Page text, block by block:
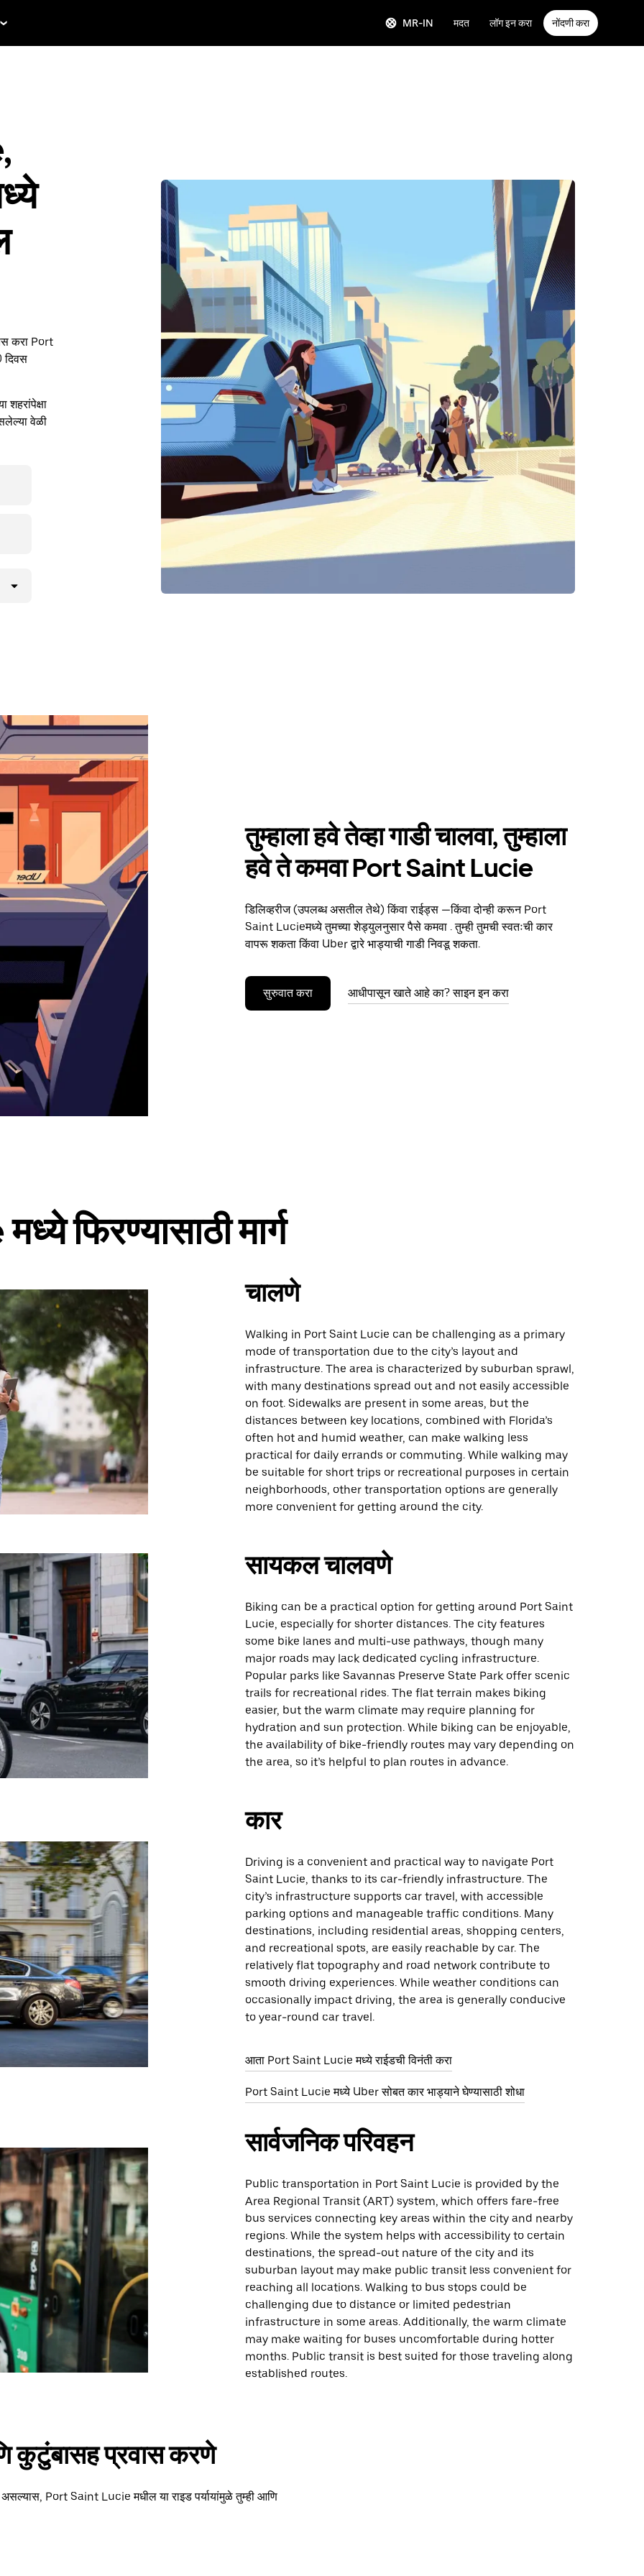
MR-IN मदत लॉग इन करा नोंदणी करा
करा Port
दिवस
वेळी
तुम्हाला हवे तेव्हा गाडी चालवा, तुम्हाला
हवे ते कमवा Port Saint Lucie
डिलिव्हरीज (उपलब्ध असतील तेथे) किंवा राईड्स —किंवा दोन्ही करून Port
Saint Lucieमध्ये तुमच्या शेड्युलनुसार पैसे कमवा . तुम्ही तुमची स्वतःची कार
वापरू शकता किंवा Uber द्वारे भाड्याची गाडी निवडू शकता.
सुरुवात करा आधीपासून खाते आहे का? साइन इन करा
फिरण्यासाठी मार्ग
चालणे
Walking in Port Saint Lucie can be challenging as a primary
mode of transportation due to the city’s layout and
infrastructure. The area is characterized by suburban sprawl,
with many destinations spread out and not easily accessible
on foot. Sidewalks are present in some areas, but the
distances between key locations, combined with Florida’s
often hot and humid weather, can make walking less
practical for daily errands or commuting. While walking may
be suitable for short trips or recreational purposes in certain
neighborhoods, other transportation options are generally
more convenient for getting around the city.
सायकल चालवणे
Biking can be a practical option for getting around Port Saint
Lucie, especially for shorter distances. The city features
some bike lanes and multi-use pathways, though many
major roads may lack dedicated cycling infrastructure.
Popular parks like Savannas Preserve State Park offer scenic
trails for recreational rides. The flat terrain makes biking
easier, but the warm climate may require planning for
hydration and sun protection. While biking can be enjoyable,
the availability of bike-friendly routes may vary depending on
the area, so it’s helpful to plan routes in advance.
कार
Driving is a convenient and practical way to navigate Port
Saint Lucie, thanks to its car-friendly infrastructure. The
city’s infrastructure supports car travel, with accessible
parking options and manageable traffic conditions. Many
destinations, including residential areas, shopping centers,
and recreational spots, are easily reachable by car. The
relatively flat topography and road network contribute to
smooth driving experiences. While weather conditions can
occasionally impact driving, the area is generally conducive
to year-round car travel.
आता Port Saint Lucie मध्ये राईडची विनंती करा
Port Saint Lucie मध्ये Uber सोबत कार भाड्याने घेण्यासाठी शोधा
सार्वजनिक परिवहन
Public transportation in Port Saint Lucie is provided by the
Area Regional Transit (ART) system, which offers fare-free
bus services connecting key areas within the city and nearby
regions. While the system helps with accessibility to certain
destinations, the spread-out nature of the city and its
suburban layout may make public transit less convenient for
reaching all locations. Walking to bus stops could be
challenging due to distance or limited pedestrian
infrastructure in some areas. Additionally, the warm climate
may make waiting for buses uncomfortable during hotter
months. Public transit is best suited for those traveling along
established routes.
कुटुंबासह प्रवास करणे
असल्यास, Port Saint Lucie मधील या राइड पर्यायांमुळे तुम्ही आणि